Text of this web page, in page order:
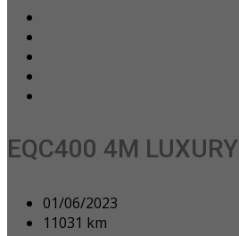
EQC400 4M LUXURY
01/06/2023
11031 km